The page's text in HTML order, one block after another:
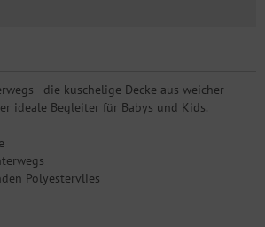
- die kuschelige Decke aus weicher
ideale Begleiter für Babys und Kids.
Polyestervlies